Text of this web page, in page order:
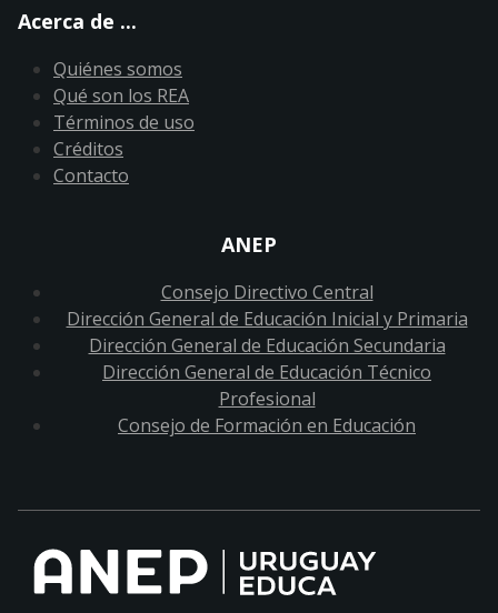
Acerca de ...
Quiénes somos
Qué son los REA
Términos de uso
Créditos
Contacto
ANEP
Consejo Directivo Central
Dirección General de Educación Inicial y Primaria
Dirección General de Educación Secundaria
Dirección General de Educación Técnico
Profesional
Consejo de Formación en Educación